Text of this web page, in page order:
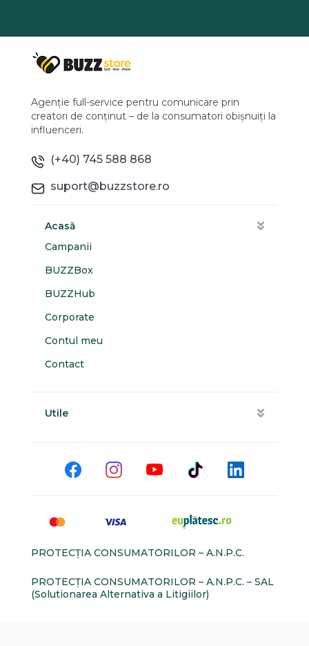
Agenție full-service pentru comunicare prin
creatori de conținut – de la consumatori obișnuiți la
influenceri.
(+40) 745 588 868
suport@buzzstore.ro
Acasă
Campanii
BUZZBox
BUZZHub
Corporate
Contul meu
Contact
Utile
PROTECŢIA CONSUMATORILOR – A.N.P.C.
PROTECŢIA CONSUMATORILOR – A.N.P.C. – SAL
(Solutionarea Alternativa a Litigiilor)